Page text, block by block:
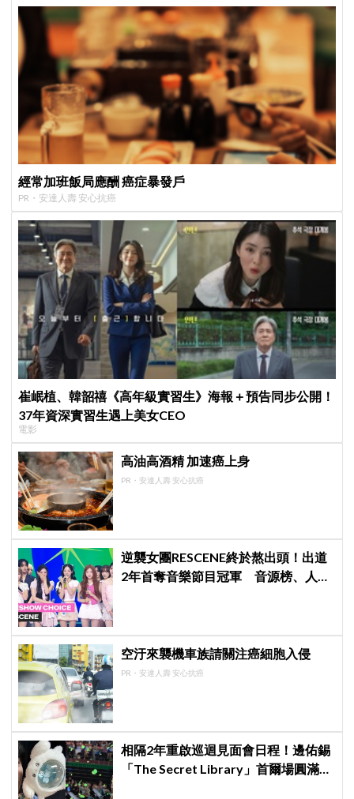
經常加班飯局應酬 癌症暴發戶
PR・安達人壽 安心抗癌
崔岷植、韓韶禧《高年級實習生》海報＋預告同步公開！
37年資深實習生遇上美女CEO
電影
高油高酒精 加速癌上身
PR・安達人壽 安心抗癌
逆襲女團RESCENE終於熬出頭！出道
2年首奪音樂節目冠軍 音源榜、人氣
空汙來襲機車族請關注癌細胞入侵
PR・安達人壽 安心抗癌
相隔2年重啟巡迴見面會日程！邊佑錫
「The Secret Library」首爾場圓滿結